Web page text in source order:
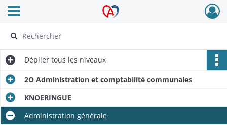
Archives Alsace - Colmar
Ouvrir le menu déroulant
Déplier tous les niveaux
2O Administration et comptabilité communales
KNOERINGUE
Administration générale